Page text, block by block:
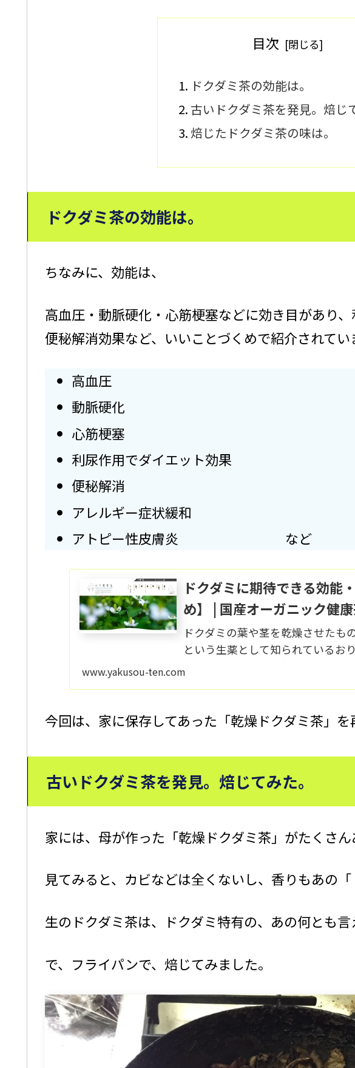
目次
ドクダミ茶の効能は。
古いドクダミ茶を発見。焙じ
焙じたドクダミ茶の味は。
ドクダミ茶の効能は。
ちなみに、効能は、
高血圧・動脈硬化・心筋梗塞などに効き目があり
便秘解消効果など、いいことづくめで紹介されてい
高血圧
動脈硬化
心筋梗塞
利尿作用でダイエット効果
便秘解消
アレルギー症状緩和
アトピー性皮膚炎 など
ドクダミに期待できる効能
め】 | 国産オーガニック健
ドクダミの葉や茎を乾燥させたも
という生薬として知られているお
動脈硬化の予防、解熱や解毒など
www.yakusou-ten.com
今回は、家に保存してあった「乾燥ドクダミ茶」を
古いドクダミ茶を発見。焙じてみた。
家には、母が作った「乾燥ドクダミ茶」がたくさん
見てみると、カビなどは全くないし、香りもあの「
生のドクダミ茶は、ドクダミ特有の、あの何とも言
で、フライパンで、焙じてみました。